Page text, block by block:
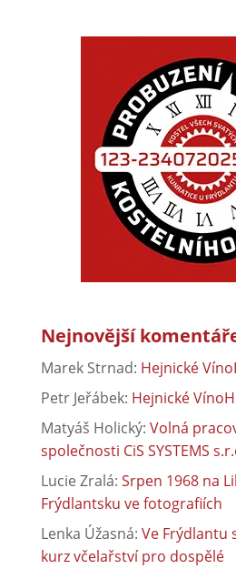
Nejnovější
Marek Strnad: Hejnické
Petr Jeřábek: Hejnické
Matyáš Holický: Volná
společnosti CiS SYSTEMS
Lucie Zralá: Srpen 1968 na
Frýdlantsku ve fotografiích
Lenka Úžasná: Ve Frýdlantu
kurz včelařství pro dospělé